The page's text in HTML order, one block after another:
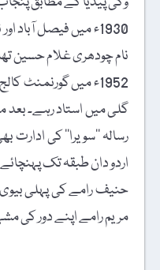
1930ء میں فیصل
نام چودھری غلام حسین
1952ء میں گورنمنٹ
گلی میں استاد رہے۔ بعد
رسالہ ’’سویرا‘‘ کی
اردو دان طبقہ تک پہنچائے۔
حنیف رامے کی پہلی
مریم رامے اپنے دور کی